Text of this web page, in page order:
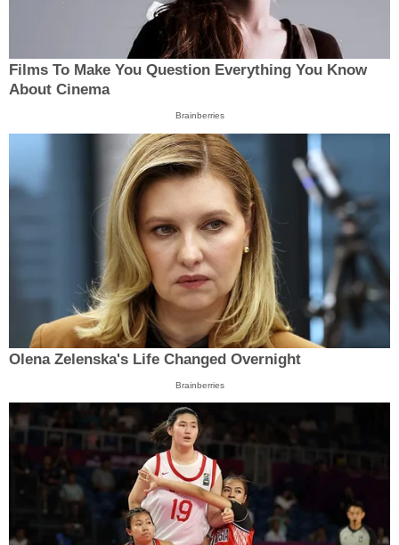
Films To Make You Question Everything You Know
About Cinema
Brainberries
Olena Zelenska's Life Changed Overnight
Brainberries